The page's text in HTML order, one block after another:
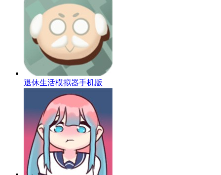
退休生活模拟器手机版